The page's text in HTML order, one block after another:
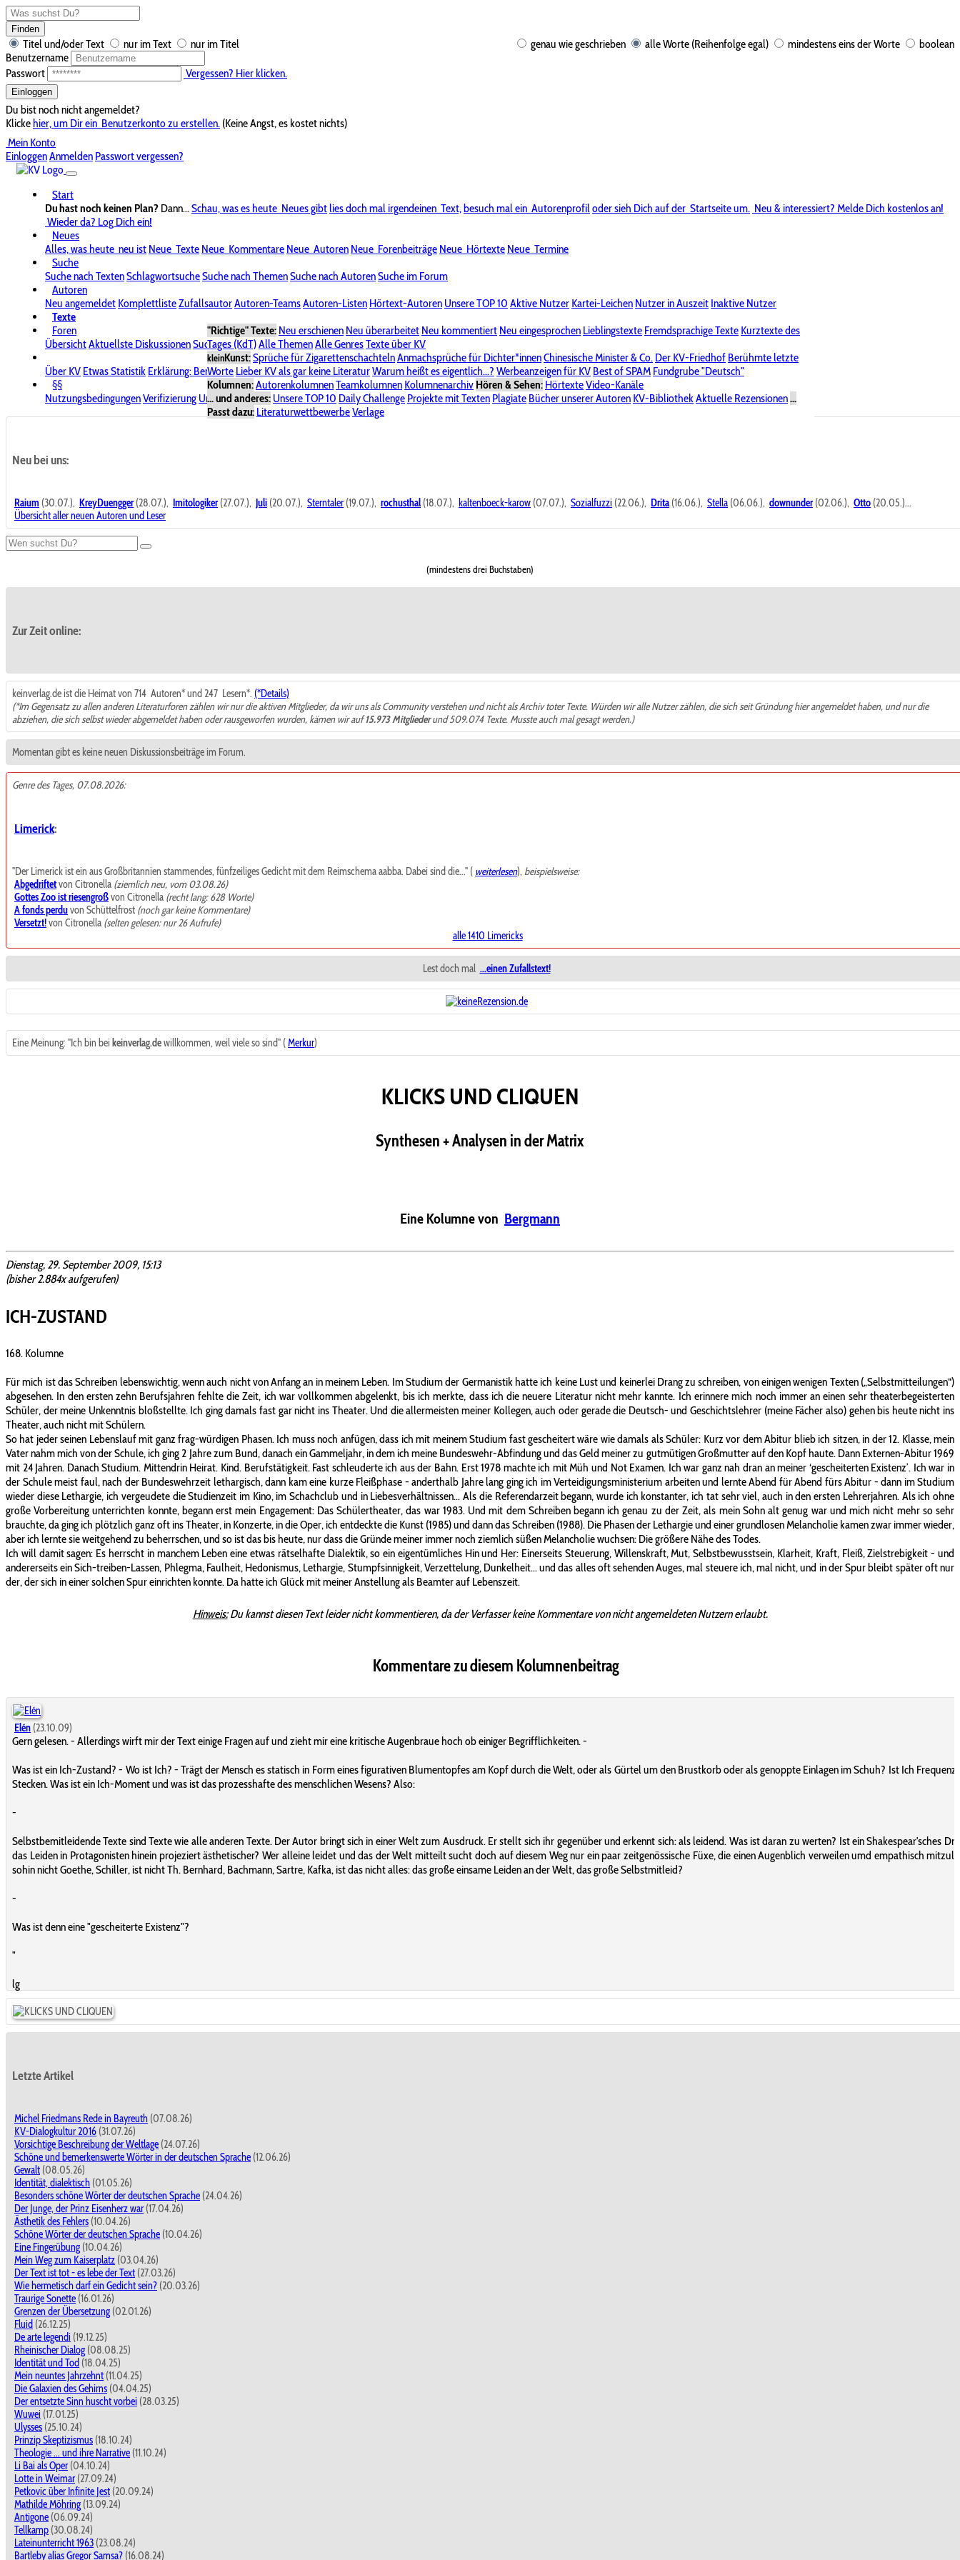
Finden
genau wie geschrieben alle Worte (Reihenfolge egal) mindestens eins der Worte boolean
Titel und/oder Text nur im Text
nur im Titel
Benutzername
Passwort
Vergessen? Hier klicken.
Einloggen
Du bist noch nicht angemeldet?
Klickehier, um Dir ein Benutzerkonto zu erstellen. (Keine Angst, es kostet nichts)
Mein Konto
EinloggenAnmelden Passwort vergessen?
Start
Du hast noch keinen Plan? Dann...Schau, was es heute Neues gibtlies doch mal irgendeinen Text,besuch mal ein Autorenprofiloder sieh Dich auf der Startseite um. Neu & interessiert? Melde Dich kostenlos an!
Wieder da? Log Dich ein!
Neues
Alles, was heute neu ist Neue Texte Neue Kommentare Neue Autoren Neue Forenbeiträge Neue Hörtexte Neue Termine
Suche
Suche nach TextenSchlagwortsucheSuche nach ThemenSuche nach AutorenSuche im Forum
Autoren
Neu angemeldet KomplettlisteZufallsautorAutoren-TeamsAutoren-Listen Hörtext-Autoren Unsere TOP 10 Aktive Nutzer Kartei-Leichen Nutzer in Auszeit Inaktive Nutzer
Texte
"Richtige" Texte: Neu erschienen Neu überarbeitet Neu kommentiert Neu eingesprochen Lieblingstexte Fremdsprachige Texte Kurztexte des
Tages (KdT)Alle ThemenAlle GenresTexte über KV
kleinKunst:Sprüche für ZigarettenschachtelnAnmachsprüche für Dichter*innenChinesische Minister & Co. Der KV-Friedhof Berühmte letzte
Worte Lieber KV als gar keine LiteraturWarum heißt es eigentlich...? Werbeanzeigen für KV Best of SPAM Fundgrube "Deutsch"
Kolumnen:AutorenkolumnenTeamkolumnen Kolumnenarchiv Hören & Sehen: HörtexteVideo-Kanäle
... und anderes: Unsere TOP 10 Daily Challenge Projekte mit Texten Plagiate Bücher unserer Autoren KV-BibliothekAktuelle Rezensionen...
Passt dazu: LiteraturwettbewerbeVerlage
Foren
ÜbersichtAktuellste DiskussionenSuche im ForumBereich "KV-Board"Bereich "Literatur & Schreiberei"
Über KV Etwas Statistik Erklärung: BenutzersymboleSpende für KV Unsere SpenderlisteAlle Wege führen zu KVPasswort vergessen?
§§
NutzungsbedingungenVerifizierung UrheberrechtAvatare & BilderStalkingDatenschutzerklärungImpressum
Neu bei uns:
Raium (30.07.), KreyDuengger(28.07.), Imitologiker(27.07.), Juli (20.07.), Sterntaler (19.07.), rochusthal (18.07.), kaltenboeck-karow (07.07.), Sozialfuzzi (22.06.), Drita (16.06.), Stella (06.06.), downunder(02.06.), Otto (20.05.)...
Übersicht aller neuen Autoren und Leser
(mindestens drei Buchstaben)
Zur Zeit online:
keinverlag.de ist die Heimat von 714 Autoren* und 247 Lesern*. (*Details)
(*Im Gegensatz zu allen anderen Literaturforen zählen wir nur die aktiven Mitglieder, da wir uns als Community verstehen und nicht als Archiv toter Texte. Würden wir alle Nutzer zählen, die sich seit Gründung hier angemeldet haben, und nur die
abziehen, die sich selbst wieder abgemeldet haben oder rausgeworfen wurden, kämen wir auf15.973 Mitgliederund 509.074 Texte. Musste auch mal gesagt werden.)
Momentan gibt es keine neuen Diskussionsbeiträge im Forum.
Genre des Tages, 07.08.2026:
Limerick:
"Der Limerick ist ein aus Großbritannien stammendes, fünfzeiliges Gedicht mit dem Reimschema aabba. Dabei sind die..." ( weiterlesen),beispielsweise:
Abgedriftetvon Citronella (ziemlich neu, vom 03.08.26)
Gottes Zoo ist riesengroßvon Citronella (recht lang: 628 Worte)
A fonds perduvon Schüttelfrost (noch gar keine Kommentare)
Versetzt!von Citronella (selten gelesen: nur 26 Aufrufe)
alle 1410 Limericks
Lest doch mal ...einen Zufallstext!
Eine Meinung: "Ich bin bei keinverlag.dewillkommen, weil viele so sind" (Merkur)
KLICKS UND CLIQUEN
Synthesen + Analysen in der Matrix
Eine Kolumne von Bergmann
Dienstag, 29. September 2009, 15:13
(bisher 2.884x aufgerufen)
ICH-ZUSTAND
168. Kolumne
Für mich ist das Schreiben lebenswichtig, wenn auch nicht von Anfang an in meinem Leben. Im Studium der Germanistik hatte ich keine Lust und keinerlei Drang zu schreiben, von einigen wenigen Texten („Selbstmitteilungen“)
abgesehen. In den ersten zehn Berufsjahren fehlte die Zeit, ich war vollkommen abgelenkt, bis ich merkte, dass ich die neuere Literatur nicht mehr kannte. Ich erinnere mich noch immer an einen sehr theaterbegeisterten
Schüler, der meine Unkenntnis bloßstellte. Ich ging damals fast gar nicht ins Theater. Und die allermeisten meiner Kollegen, auch oder gerade die Deutsch- und Geschichtslehrer (meine Fächer also) gehen bis heute nicht ins
Theater, auch nicht mit Schülern.
So hat jeder seinen Lebenslauf mit ganz frag-würdigen Phasen. Ich muss noch anfügen, dass ich mit meinem Studium fast gescheitert wäre wie damals als Schüler: Kurz vor dem Abitur blieb ich sitzen, in der 12. Klasse, mein
Vater nahm mich von der Schule, ich ging 2 Jahre zum Bund, danach ein Gammeljahr, in dem ich meine Bundeswehr-Abfindung und das Geld meiner zu gutmütigen Großmutter auf den Kopf haute. Dann Externen-Abitur 1969
mit 24 Jahren. Danach Studium. Mittendrin Heirat. Kind. Berufstätigkeit. Fast schleuderte ich aus der Bahn. Erst 1978 machte ich mit Müh und Not Examen. Ich war ganz nah dran an meiner ‘gescheiterten Existenz’. Ich war in
der Schule meist faul, nach der Bundeswehrzeit lethargisch, dann kam eine kurze Fleißphase - anderthalb Jahre lang ging ich im Verteidigungsministerium arbeiten und lernte Abend für Abend fürs Abitur - dann im Studium
wieder diese Lethargie, ich vergeudete die Studienzeit im Kino, im Schachclub und in Liebesverhältnissen... Als die Referendarzeit begann, wurde ich konstanter, ich tat sehr viel, auch in den ersten Lehrerjahren. Als ich ohne
große Vorbereitung unterrichten konnte, begann erst mein Engagement: Das Schülertheater, das war 1983. Und mit dem Schreiben begann ich genau zu der Zeit, als mein Sohn alt genug war und mich nicht mehr so sehr
brauchte, da ging ich plötzlich ganz oft ins Theater, in Konzerte, in die Oper, ich entdeckte die Kunst (1985) und dann das Schreiben (1988). Die Phasen der Lethargie und einer grundlosen Melancholie kamen zwar immer wieder,
aber ich lernte sie weitgehend zu beherrschen, und so ist das bis heute, nur dass die Gründe meiner immer noch ziemlich süßen Melancholie wuchsen: Die größere Nähe des Todes.
Ich will damit sagen: Es herrscht in manchem Leben eine etwas rätselhafte Dialektik, so ein eigentümliches Hin und Her: Einerseits Steuerung, Willenskraft, Mut, Selbstbewusstsein, Klarheit, Kraft, Fleiß, Zielstrebigkeit - und
andererseits ein Sich-treiben-Lassen, Phlegma, Faulheit, Hedonismus, Lethargie, Stumpfsinnigkeit, Verzettelung, Dunkelheit... und das alles oft sehenden Auges, mal steuere ich, mal nicht, und in der Spur bleibt später oft nur
der, der sich in einer solchen Spur einrichten konnte. Da hatte ich Glück mit meiner Anstellung als Beamter auf Lebenszeit.
Hinweis:Du kannst diesen Text leider nicht kommentieren, da der Verfasser keine Kommentare von nicht angemeldeten Nutzern erlaubt.
Kommentare zu diesem Kolumnenbeitrag
Elén (23.10.09)
Gern gelesen. - Allerdings wirft mir der Text einige Fragen auf und zieht mir eine kritische Augenbraue hoch ob einiger Begrifflichkeiten. -
Was ist ein Ich-Zustand? - Wo ist Ich? - Trägt der Mensch es statisch in Form eines figurativen Blumentopfes am Kopf durch die Welt, oder als Gürtel um den Brustkorb oder als genoppte Einlagen im Schuh? Ist Ich Frequenz
Stecken. Was ist ein Ich-Moment und was ist das prozesshafte des menschlichen Wesens? Also:
-
Selbstbemitleidende Texte sind Texte wie alle anderen Texte. Der Autor bringt sich in einer Welt zum Ausdruck. Er stellt sich ihr gegenüber und erkennt sich: als leidend. Was ist daran zu werten? Ist ein Shakespear'sches
das Leiden in Protagonisten hinein projeziert ästhetischer? Wer alleine leidet und das der Welt mitteilt sucht doch auf diesem Weg nur ein paar zeitgenössische Füxe, die einen Augenblich verweilen umd empathisch
sohin nicht Goethe, Schiller, ist nicht Th. Bernhard, Bachmann, Sartre, Kafka, ist das nicht alles: das große einsame Leiden an der Welt, das große Selbstmitleid?
-
Was ist denn eine "gescheiterte Existenz"?
"
lg
Letzte Artikel
Michel Friedmans Rede in Bayreuth (07.08.26)
KV-Dialogkultur 2016 (31.07.26)
Vorsichtige Beschreibung der Weltlage (24.07.26)
Schöne und bemerkenswerte Wörter in der deutschen Sprache (12.06.26)
Gewalt (08.05.26)
Identität, dialektisch (01.05.26)
Besonders schöne Wörter der deutschen Sprache (24.04.26)
Der Junge, der Prinz Eisenherz war (17.04.26)
Ästhetik des Fehlers (10.04.26)
Schöne Wörter der deutschen Sprache (10.04.26)
Eine Fingerübung (10.04.26)
Mein Weg zum Kaiserplatz (03.04.26)
Der Text ist tot - es lebe der Text (27.03.26)
Wie hermetisch darf ein Gedicht sein? (20.03.26)
Traurige Sonette (16.01.26)
Grenzen der Übersetzung (02.01.26)
Fluid (26.12.25)
De arte legendi (19.12.25)
Rheinischer Dialog (08.08.25)
Identität und Tod (18.04.25)
Mein neuntes Jahrzehnt (11.04.25)
Die Galaxien des Gehirns (04.04.25)
Der entsetzte Sinn huscht vorbei (28.03.25)
Wuwei (17.01.25)
Ulysses (25.10.24)
Prinzip Skeptizismus (18.10.24)
Theologie ... und ihre Narrative (11.10.24)
Li Bai als Oper (04.10.24)
Lotte in Weimar (27.09.24)
Petkovic über Infinite Jest (20.09.24)
Mathilde Möhring (13.09.24)
Antigone (06.09.24)
Tellkamp (30.08.24)
Lateinunterricht 1963 (23.08.24)
Bartleby alias Gregor Samsa? (16.08.24)